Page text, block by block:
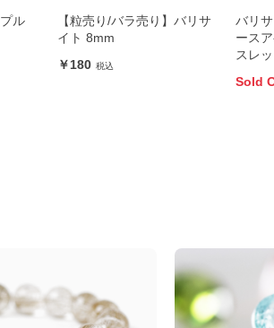
ル
【粒売り/バラ売り】バリサ
イト 8mm
180
バリ
ース
スレッ
Sold